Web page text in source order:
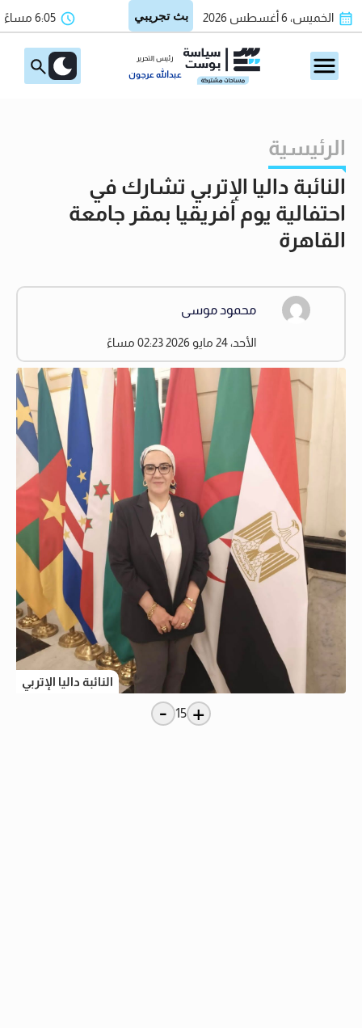
الخميس، 6 أغسطس 2026 6:05 مساءً
رئيس التحرير
عبدالله عرجون
الرئيسية
النائبة داليا الإتربي تشارك في
احتفالية يوم أفريقيا بمقر جامعة
القاهرة
محمود موسى
الأحد، 24 مايو 2026 02:23 مساءً
النائبة داليا الإتربي
+
15
-